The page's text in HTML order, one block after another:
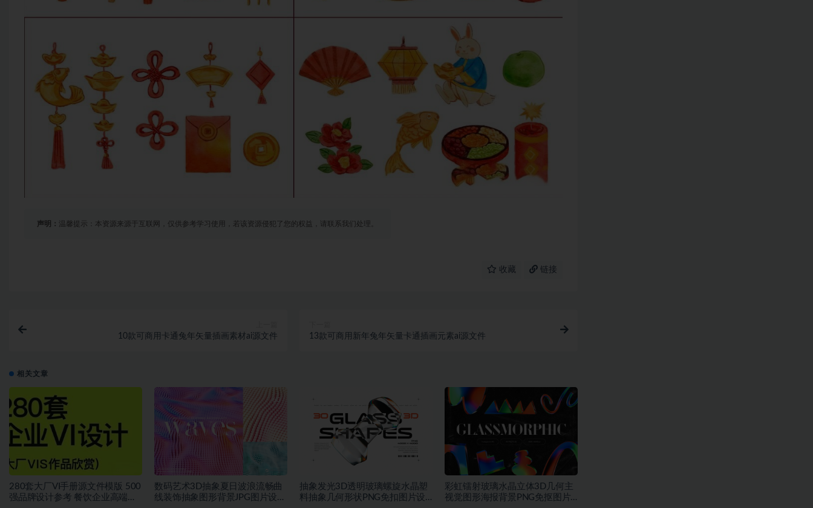
声明： 温馨提示：本资源来源于互联网，仅供参考学习使用，若该资源侵犯了您的权益，请联系我们处理。
收藏 链接
10款可商用卡通兔年矢量插画素材ai源文件 13款可商用新年兔年矢量卡通插画元素ai源文件
相关文章
280套大厂VI手册源文件模版 500
强品牌设计参考 餐饮企业高端矢
数码艺术3D抽象夏日波浪流畅曲
线装饰抽象图形背景JPG图片设计
抽象发光3D透明玻璃螺旋水晶塑
料抽象几何形状PNG免扣图片设
彩虹镭射玻璃水晶立体3D几何主
视觉图形海报背景PNG免抠图片